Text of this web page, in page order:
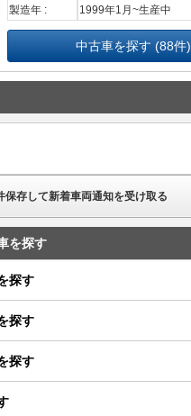
製造年 : 1999年1月~生産中
中古車を探す (88件)
保存して新着車両通知を受け取る
を探す
探す
探す
探す